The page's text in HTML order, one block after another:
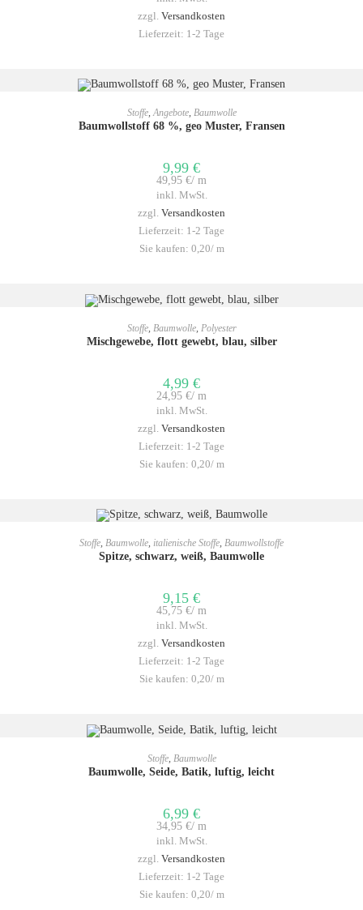
zzgl. Versandkosten
Lieferzeit: 1-2 Tage
IN DEN WARENKORB
Stoffe,Angebote, Baumwolle
Baumwollstoff 68 %, geo Muster, Fransen
9,99 €
49,95 €/ m
inkl. MwSt.
zzgl. Versandkosten
Lieferzeit: 1-2 Tage
Sie kaufen: 0,20/ m
IN DEN WARENKORB
Stoffe, Baumwolle, Polyester
Mischgewebe, flott gewebt, blau, silber
4,99 €
24,95 €/ m
inkl. MwSt.
zzgl. Versandkosten
Lieferzeit: 1-2 Tage
Sie kaufen: 0,20/ m
IN DEN WARENKORB
Stoffe, Baumwolle, italienische Stoffe, Baumwollstoffe
Spitze, schwarz, weiß, Baumwolle
9,15 €
45,75 €/ m
inkl. MwSt.
zzgl. Versandkosten
Lieferzeit: 1-2 Tage
Sie kaufen: 0,20/ m
IN DEN WARENKORB
Stoffe, Baumwolle
Baumwolle, Seide, Batik, luftig, leicht
6,99 €
34,95 €/ m
inkl. MwSt.
zzgl. Versandkosten
Lieferzeit: 1-2 Tage
Sie kaufen: 0,20/ m